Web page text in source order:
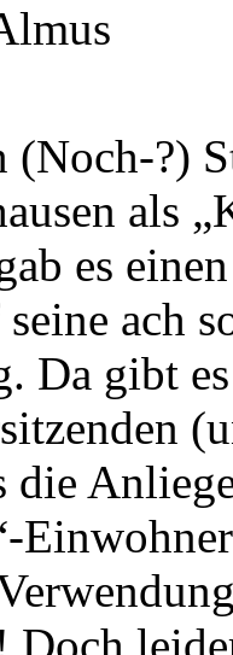
(Noch-?)
als
es
ach
Da gibt
die
Doch